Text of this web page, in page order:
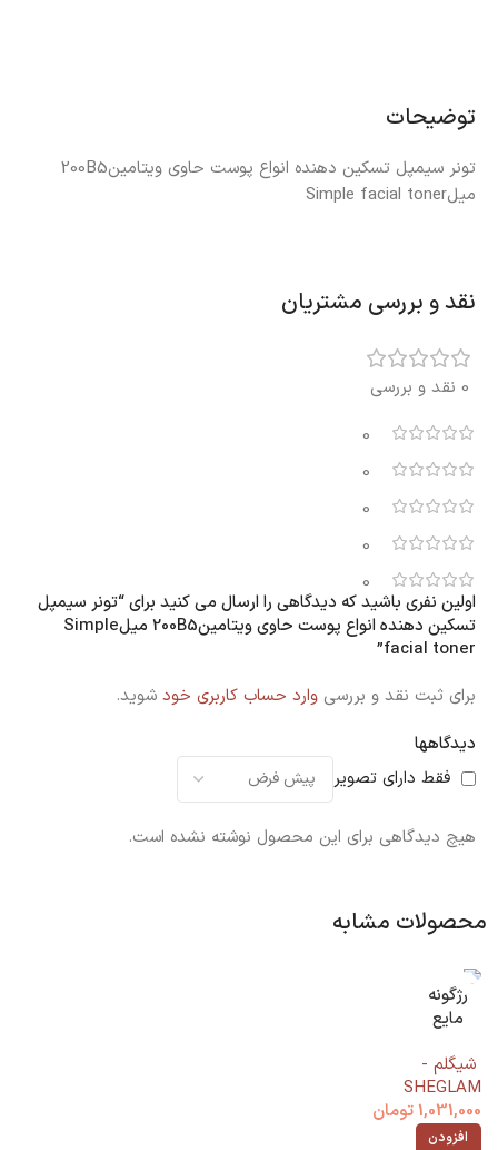
توضیحات
تونر سیمپل تسکین دهنده انواع پوست حاوی ویتامین200B5
میلSimple facial toner
نقد و بررسی مشتریان
0 نقد و بررسی
0
0
0
0
0
دیدگاهها
فقط دارای تصویر
هیچ دیدگاهی برای این محصول نوشته نشده است.
اولین نفری باشید که دیدگاهی را ارسال می کنید برای “تونر سیمپل
تسکین دهنده انواع پوست حاوی ویتامین200B5 میلSimple
facial toner”
برای ثبت نقد و بررسی وارد حساب کاربری خود شوید.
محصولات مشابه
رژگونه
مایع
رنگSHE
GLAM
Love
Cake
شیگلم -
SHEGLAM
1,031,000تومان
افزودن